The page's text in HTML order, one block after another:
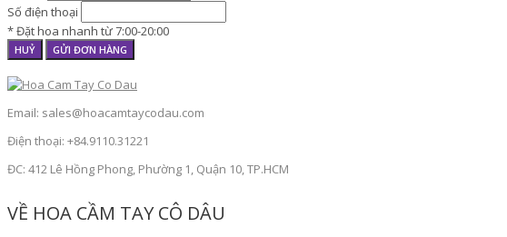
Số điện thoại
* Đặt hoa nhanh từ 7:00-20:00
HUỶ GỬI ĐƠN HÀNG
Email: sales@hoacamtaycodau.com
Điện thoại: +84.9110.31221
ĐC: 412 Lê Hồng Phong, Phường 1, Quận 10, TP.HCM
VỀ HOA CẦM TAY CÔ DÂU